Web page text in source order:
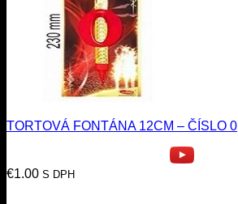
TORTOVÁ FONTÁNA 12CM – ČÍSLO 0
€1.00 S DPH